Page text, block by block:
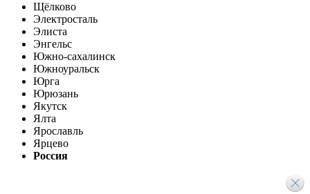
Щёлково
Электросталь
Элиста
Энгельс
Южно-сахалинск
Южноуральск
Юрга
Юрюзань
Якутск
Ялта
Ярославль
Ярцево
Россия